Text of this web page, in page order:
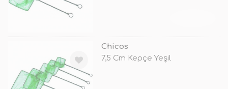
Chicos
7,5 Cm Kepçe Yeşil